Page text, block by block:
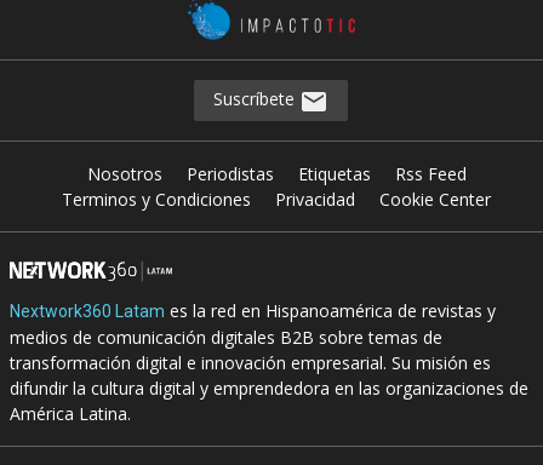
Suscríbete
Nosotros Periodistas Etiquetas
Rss Feed
Terminos y Condiciones
Privacidad Cookie Center
Nextwork360 Latam es la red en Hispanoamérica de revistas y
medios de comunicación digitales B2B sobre temas de
transformación digital e innovación empresarial. Su misión es
difundir la cultura digital y emprendedora en las organizaciones de
América Latina.